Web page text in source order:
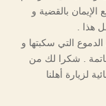
بالقضية و
هذا .
التي سكبتها و
. شكرا لك من
لزيارة أهلنا